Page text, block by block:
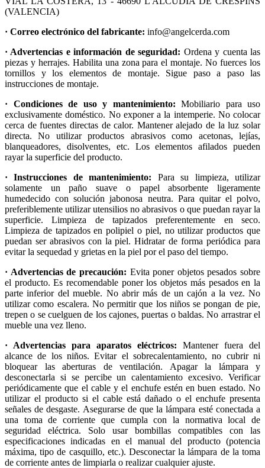
(VALENCIA)
· Correo electrónico del fabricante: info@angelcerda.com
· Advertencias e información de seguridad: Ordena y cuenta las
piezas y herrajes. Habilita una zona para el montaje. No fuerces los
tornillos y los elementos de montaje. Sigue paso a paso las
instrucciones de montaje.
· Condiciones de uso y mantenimiento: Mobiliario para uso
exclusivamente doméstico. No exponer a la intemperie. No colocar
cerca de fuentes directas de calor. Mantener alejado de la luz solar
directa. No utilizar productos abrasivos como acetonas, lejías,
blanqueadores, disolventes, etc. Los elementos afilados pueden
rayar la superficie del producto.
· Instrucciones de mantenimiento: Para su limpieza, utilizar
solamente un paño suave o papel absorbente ligeramente
humedecido con solución jabonosa neutra. Para quitar el polvo,
preferiblemente utilizar utensilios no abrasivos o que puedan rayar la
superficie. Limpieza de tapizados preferentemente en seco.
Limpieza de tapizados en polipiel o piel, no utilizar productos que
puedan ser abrasivos con la piel. Hidratar de forma periódica para
evitar la sequedad y grietas en la piel por el paso del tiempo.
· Advertencias de precaución: Evita poner objetos pesados sobre
el producto. Es recomendable poner los objetos más pesados en la
parte inferior del mueble. No abrir más de un cajón a la vez. No
utilizar como escalera. No permitir que los niños se pongan de pie,
trepen o se cuelguen de los cajones, puertas o baldas. No arrastrar el
mueble una vez lleno.
· Advertencias para aparatos eléctricos: Mantener fuera del
alcance de los niños. Evitar el sobrecalentamiento, no cubrir ni
bloquear las aberturas de ventilación. Apagar la lámpara y
desconectarla si se percibe un calentamiento excesivo. Verificar
periódicamente que el cable y el enchufe estén en buen estado. No
utilizar el producto si el cable está dañado o el enchufe presenta
señales de desgaste. Asegurarse de que la lámpara esté conectada a
una toma de corriente que cumpla con la normativa local de
seguridad eléctrica. Solo usar bombillas compatibles con las
especificaciones indicadas en el manual del producto (potencia
máxima, tipo de casquillo, etc.). Desconectar la lámpara de la toma
de corriente antes de limpiarla o realizar cualquier ajuste.